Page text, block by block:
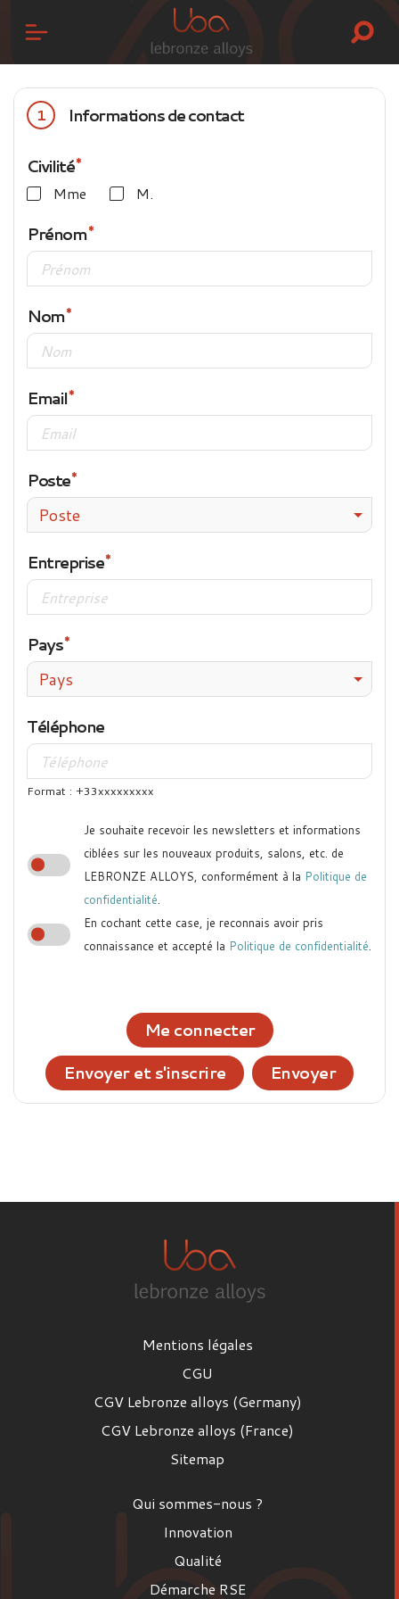
1 Informations de contact
Civilité
Mme M.
Prénom
Nom
Email
Poste
Poste
Entreprise
Pays
Pays
Téléphone
Format : +33xxxxxxxxx
Je souhaite recevoir les newsletters et informations
ciblées sur les nouveaux produits, salons, etc. de
LEBRONZE ALLOYS, conformément à la Politique de
confidentialité.
En cochant cette case, je reconnais avoir pris
connaissance et accepté la Politique de confidentialité.
Me connecter
Envoyer et s'inscrire
Envoyer
Mentions légales
CGU
CGV Lebronze alloys (Germany)
CGV Lebronze alloys (France)
Sitemap
Qui sommes-nous ?
Innovation
Qualité
Démarche RSE